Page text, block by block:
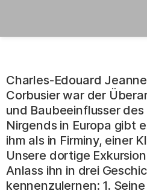
Charles-Edouard
Corbusier war der
und Baubeeinflusser
Nirgends in Europa gibt
ihm als in Firminy, einer
Unsere dortige
Anlass ihn in drei
kennenzulernen: 1.